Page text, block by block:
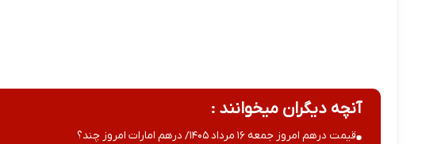
آنچه دیگران میخوانند :
قیمت درهم امروز جمعه ۱۶ مرداد ۱۴۰۵/ درهم امارات امروز چند؟